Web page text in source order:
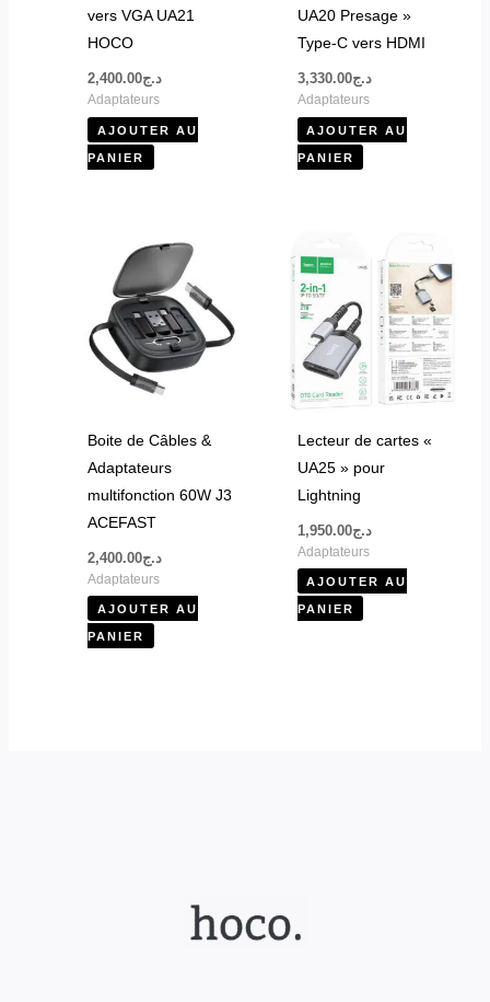
vers VGA UA21
HOCO
د.ج2,400.00
Adaptateurs
AJOUTER AU
PANIER
UA20 Presage »
Type-C vers HDMI
د.ج3,330.00
Adaptateurs
AJOUTER AU
PANIER
Boite de Câbles &
Adaptateurs
multifonction 60W J3
ACEFAST
د.ج2,400.00
Adaptateurs
AJOUTER AU
PANIER
Lecteur de cartes «
UA25 » pour
Lightning
د.ج1,950.00
Adaptateurs
AJOUTER AU
PANIER